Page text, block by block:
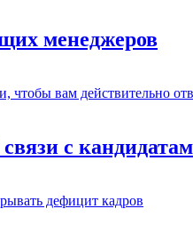
менеджеров
с